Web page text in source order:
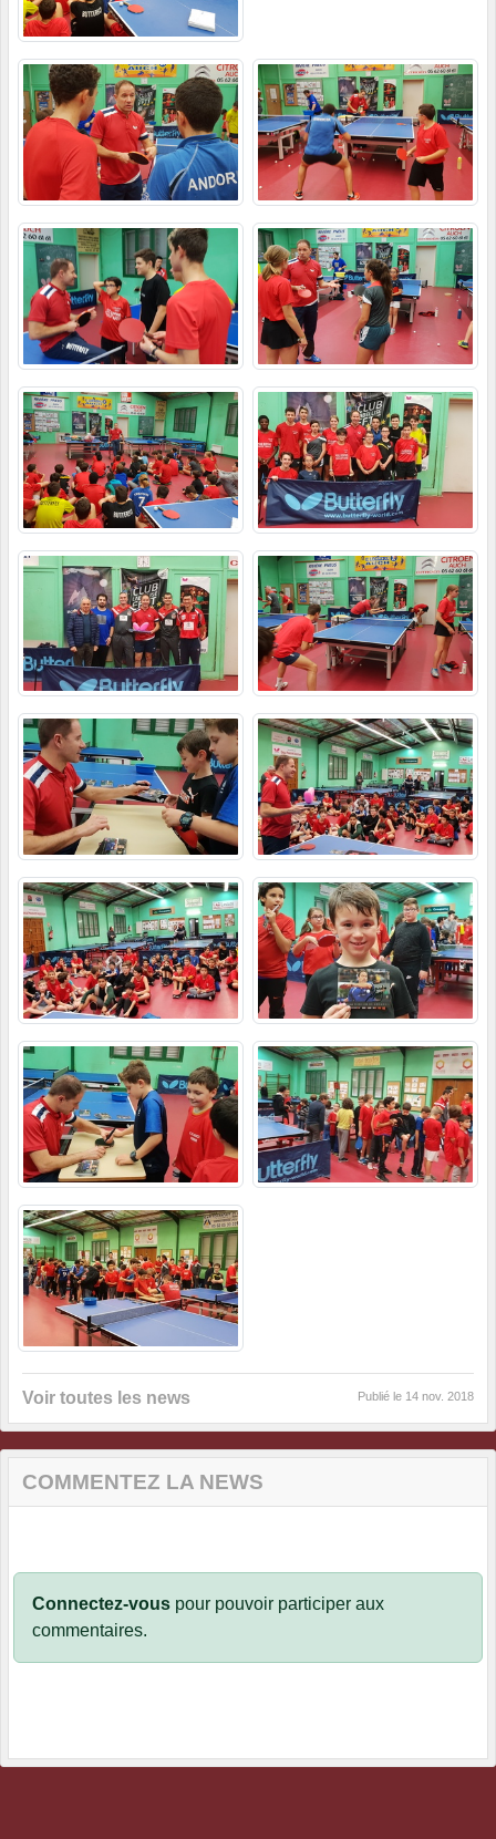
Voir toutes les news Publié le 14 nov. 2018
COMMENTEZ LA NEWS
Connectez-vous pour pouvoir participer aux
commentaires.